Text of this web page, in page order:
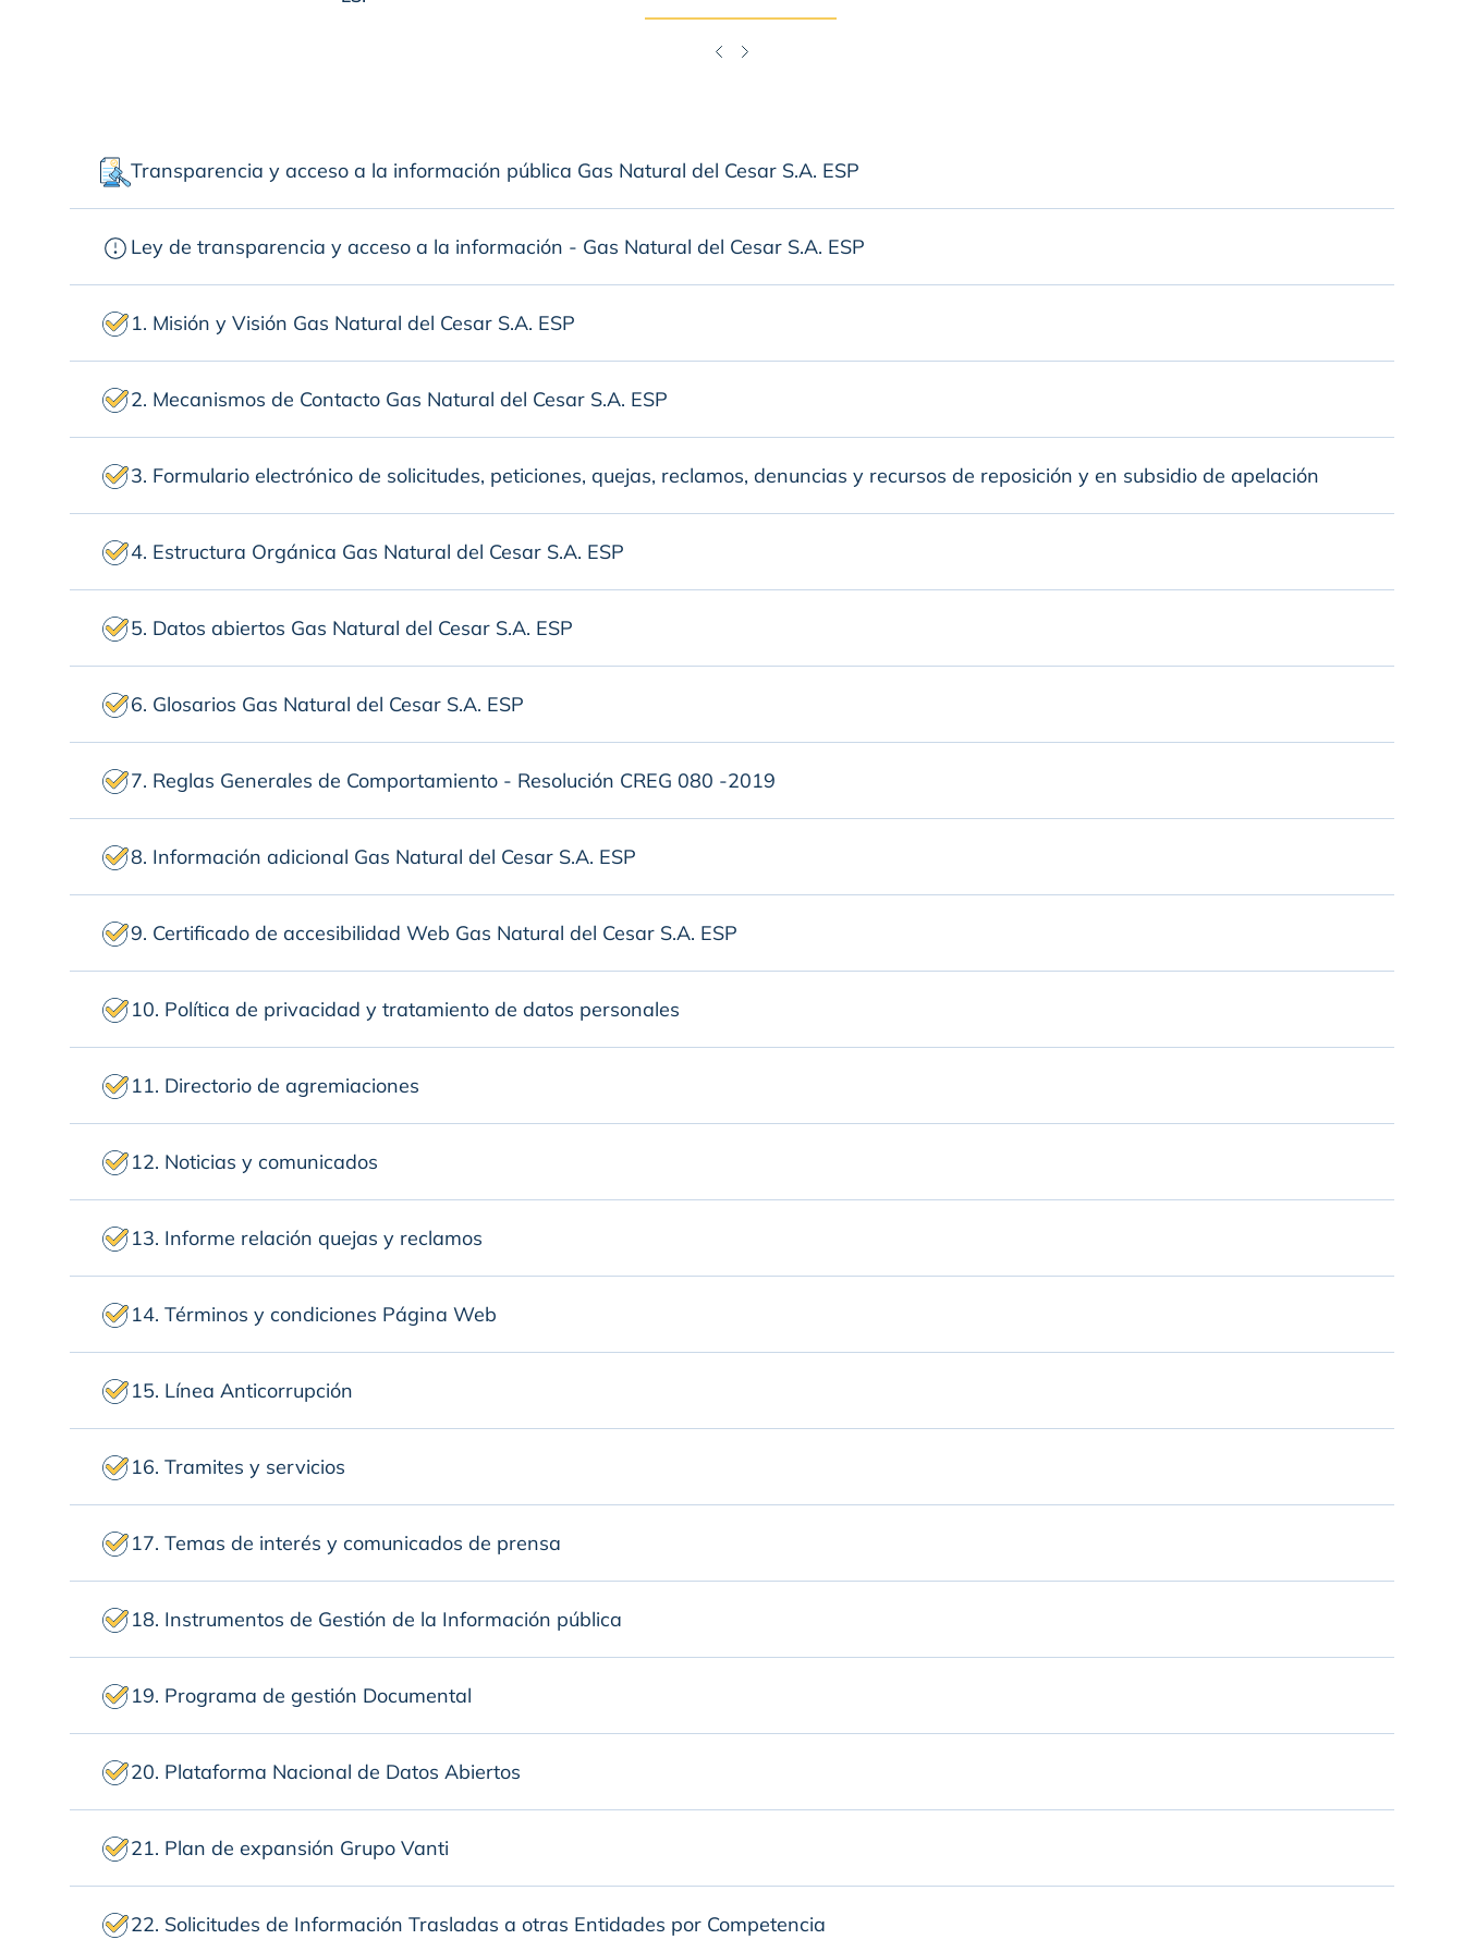
Transparencia y acceso a la información pública Gas Natural del Cesar S.A. ESP
Ley de transparencia y acceso a la información - Gas Natural del Cesar S.A. ESP
1. Misión y Visión Gas Natural del Cesar S.A. ESP
2. Mecanismos de Contacto Gas Natural del Cesar S.A. ESP
3. Formulario electrónico de solicitudes, peticiones, quejas, reclamos, denuncias y recursos de reposición y en subsidio de apelación
4. Estructura Orgánica Gas Natural del Cesar S.A. ESP
5. Datos abiertos Gas Natural del Cesar S.A. ESP
6. Glosarios Gas Natural del Cesar S.A. ESP
7. Reglas Generales de Comportamiento - Resolución CREG 080 -2019
8. Información adicional Gas Natural del Cesar S.A. ESP
9. Certificado de accesibilidad Web Gas Natural del Cesar S.A. ESP
10. Política de privacidad y tratamiento de datos personales
11. Directorio de agremiaciones
12. Noticias y comunicados
13. Informe relación quejas y reclamos
14. Términos y condiciones Página Web
15. Línea Anticorrupción
16. Tramites y servicios
17. Temas de interés y comunicados de prensa
18. Instrumentos de Gestión de la Información pública
19. Programa de gestión Documental
20. Plataforma Nacional de Datos Abiertos
21. Plan de expansión Grupo Vanti
22. Solicitudes de Información Trasladas a otras Entidades por Competencia